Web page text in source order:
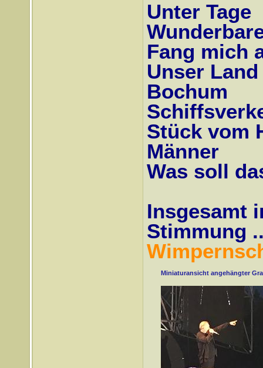
Unter Tage
Fang mich
Unser Land
Bochum
Stück vom
Männer
Was soll
Insgesamt
Stimmung
Miniaturansicht angehängter